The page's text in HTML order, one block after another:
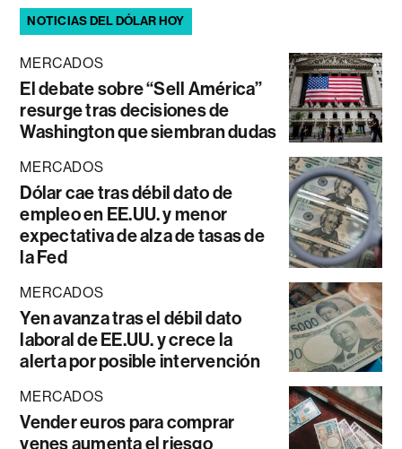
NOTICIAS DEL DÓLAR HOY
MERCADOS
El debate sobre “Sell América”
resurge tras decisiones de
Washington que siembran dudas
MERCADOS
Dólar cae tras débil dato de
empleo en EE.UU. y menor
expectativa de alza de tasas de
la Fed
MERCADOS
Yen avanza tras el débil dato
laboral de EE.UU. y crece la
alerta por posible intervención
MERCADOS
Vender euros para comprar
yenes aumenta el riesgo